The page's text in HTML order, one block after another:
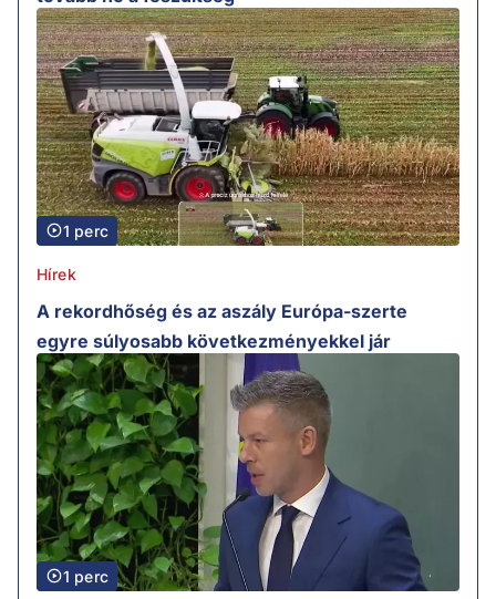
1 perc
Hírek
A rekordhőség és az aszály Európa-szerte
egyre súlyosabb következményekkel jár
1 perc